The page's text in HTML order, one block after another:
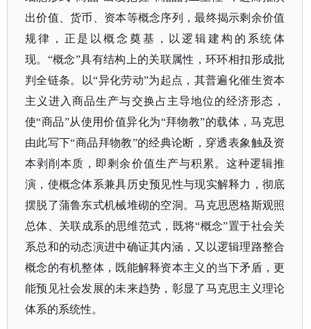
出价值、货币、资本等概念序列，最终揭示剩余价值
规律，正是以概念奠基，以逻辑建构的系统体
现。“概念”具有结构上的关联属性，环环相扣形成批
判全链条。以“异化劳动”为起点，其普遍化催生资本
主义进入商品生产与交换占主导地位的经济形态，
使“商品”从使用价值异化为“拜物教”的载体，马克思
由此写下“商品拜物教”的经典论断，穿透表象触及资
本剥削本质，即剩余价值生产与积累。这种逻辑推
演，使概念体系兼具历史预见性与现实解释力，彻底
摆脱了蒲鲁东式机械堆砌的空洞。马克思恩格斯观照
总体、关联成系的思维范式，既将“概念”置于社会关
系总和的动态演进中确证其内涵，又以逻辑理路整合
概念的有机整体，既能解释资本主义的当下矛盾，更
能预见社会发展的未来趋势，彰显了马克思主义理论
体系的系统性。